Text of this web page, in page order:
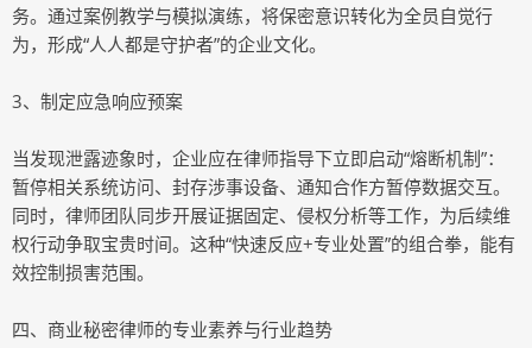
务。通过案例教学与模拟演练，将保密意识转化为全员自觉行
为，形成“人人都是守护者”的企业文化。
3、制定应急响应预案
当发现泄露迹象时，企业应在律师指导下立即启动“熔断机制”：
暂停相关系统访问、封存涉事设备、通知合作方暂停数据交互。
同时，律师团队同步开展证据固定、侵权分析等工作，为后续维
权行动争取宝贵时间。这种“快速反应+专业处置”的组合拳，能有
效控制损害范围。
四、商业秘密律师的专业素养与行业趋势